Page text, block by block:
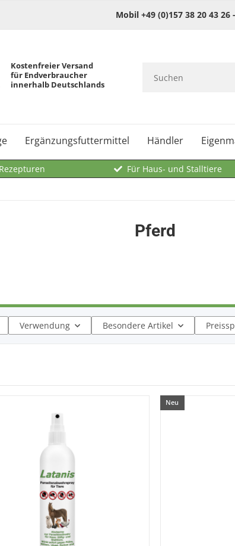
Mobil +49 (0)157 38 20 43 26
Kostenfreier Versand
für Endverbraucher
innerhalb Deutschlands
Ergänzungsfuttermittel Händler
Für Haus- und Stalltiere
Pferd
Verwendung Besondere Artikel
Neu